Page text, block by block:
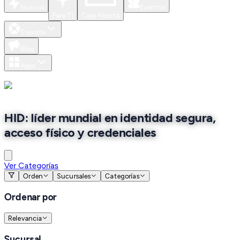
HID: líder mundial en identidad segura,
acceso físico y credenciales
Ver Categorías
Orden Sucursales Categorías
Ordenar por
Relevancia